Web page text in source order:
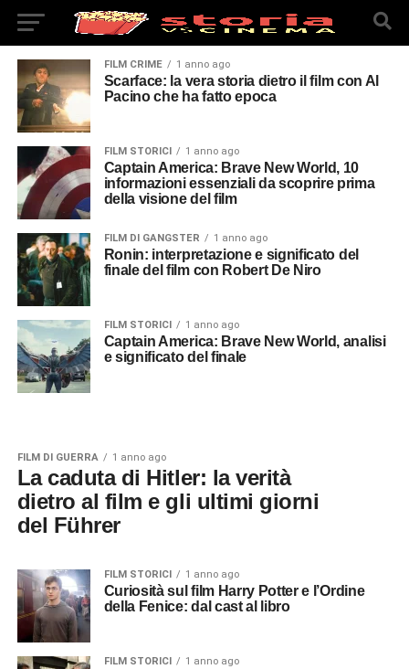
FILM CRIME 1 anno ago
Scarface: la vera storia dietro il film con Al
Pacino che ha fatto epoca
FILM STORICI 1 anno ago
Captain America: Brave New World, 10
informazioni essenziali da scoprire prima
della visione del film
FILM DI GANGSTER 1 anno ago
Ronin: interpretazione e significato del
finale del film con Robert De Niro
FILM STORICI 1 anno ago
Captain America: Brave New World, analisi
e significato del finale
FILM DI GUERRA 1 anno ago
La caduta di Hitler: la verità
dietro al film e gli ultimi giorni
del Führer
FILM STORICI 1 anno ago
Curiosità sul film Harry Potter e l’Ordine
della Fenice: dal cast al libro
FILM STORICI 1 anno ago